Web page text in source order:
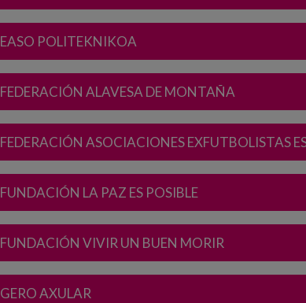
EASO POLITEKNIKOA
FEDERACIÓN ALAVESA DE MONTAÑA
FEDERACIÓN ASOCIACIONES EXFUTBOLISTAS
FUNDACIÓN LA PAZ ES POSIBLE
FUNDACIÓN VIVIR UN BUEN MORIR
GERO AXULAR